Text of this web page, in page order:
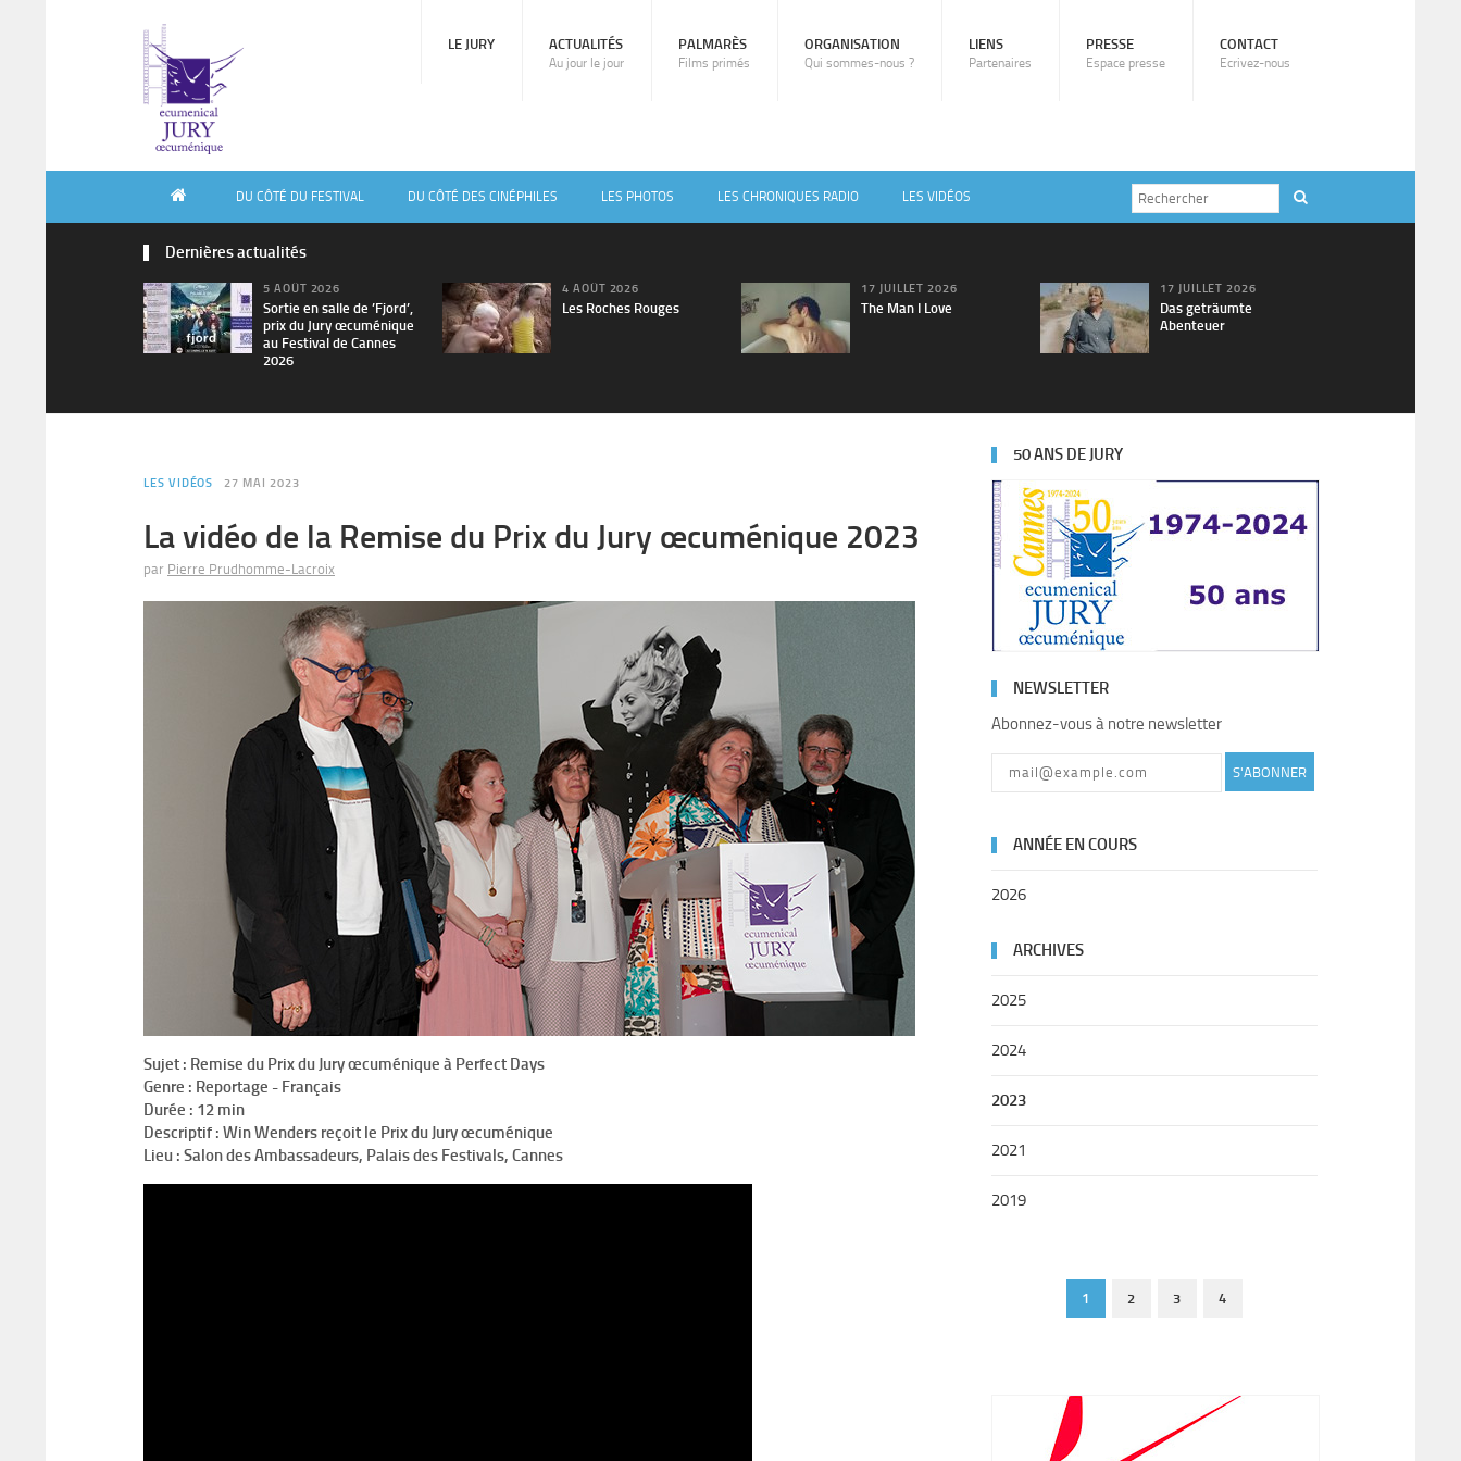
LE JURY ACTUALITÉS
Au jour le jour
PALMARÈS
Films primés
ORGANISATION
Qui sommes-nous ?
LIENS
Partenaires
PRESSE
Espace presse
CONTACT
Ecrivez-nous
DU CÔTÉ DU FESTIVAL DU CÔTÉ DES CINÉPHILES LES PHOTOS LES CHRONIQUES RADIO LES VIDÉOS
Dernières actualités
5 AOÛT 2026
Sortie en salle de ’Fjord’,
prix du Jury œcuménique
au Festival de Cannes
2026
4 AOÛT 2026
Les Roches Rouges
17 JUILLET 2026
The Man I Love
17 JUILLET 2026
Das geträumte
Abenteuer
LES VIDÉOS 27 MAI 2023
La vidéo de la Remise du Prix du Jury œcuménique 2023
par Pierre Prudhomme-Lacroix
Sujet : Remise du Prix du Jury œcuménique à Perfect Days
Genre : Reportage - Français
Durée : 12 min
Descriptif : Win Wenders reçoit le Prix du Jury œcuménique
Lieu : Salon des Ambassadeurs, Palais des Festivals, Cannes
50 ANS DE JURY
NEWSLETTER
Abonnez-vous à notre newsletter
S'ABONNER
ANNÉE EN COURS
2026
ARCHIVES
2025
2024
2023
2021
2019
1 2 3 4